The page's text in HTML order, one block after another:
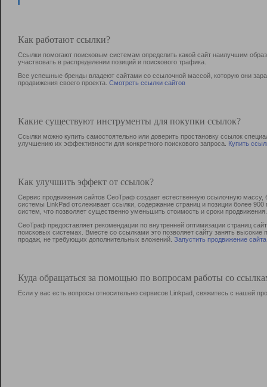
Как работают ссылки?
Ссылки помогают поисковым системам определить какой сайт наилучшим
участвовать в раcпределении позиций и поискового трафика.
Все успешные бренды владеют сайтами со ссылочной массой, которую они
продвижения своего проекта. Смотреть ссылки сайтов
Какие существуют инструменты для покупки ссылок?
Ссылки можно купить самостоятельно или доверить простановку ссылок
улучшению их эффективности для конкретного поискового запроса. Купить
Как улучшить эффект от ссылок?
Сервис продвижения сайтов СеоТраф создает естественную ссылочную
системы LinkPad отслеживает ссылки, содержание страниц и позиции более
систем, что позволяет существенно уменьшить стоимость и сроки продвижения.
СеоТраф предоставляет рекомендации по внутренней оптимизации страниц
поисковых системах. Вместе со ссылками это позволяет сайту занять
продаж, не требующих дополнительных вложений. Запустить продвижение сайта
Куда обращаться за помощью по вопросам работы со
Если у вас есть вопросы относительно сервисов Linkpad, свяжитесь с нашей